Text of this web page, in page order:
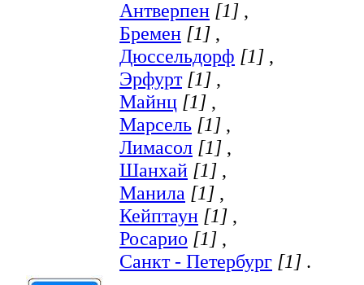
Антверпен [1] ,
Бремен [1] ,
Дюссельдорф [1] ,
Эрфурт [1] ,
Майнц [1] ,
Марсель [1] ,
Лимасол [1] ,
Шанхай [1] ,
Манила [1] ,
Кейптаун [1] ,
Росарио [1] ,
Санкт - Петербург [1] .